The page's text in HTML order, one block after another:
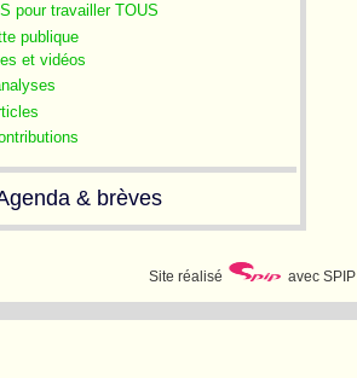
pour travailler TOUS
publique
et vidéos
& brèves
Site réalisé avec SPIP